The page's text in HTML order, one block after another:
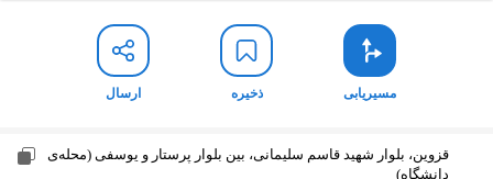
مسیریابی ذخیره ارسال
قزوین، بلوار شهید قاسم سلیمانی، بین بلوار پرستار و یوسفی (محله‌ی
دانشگاه)